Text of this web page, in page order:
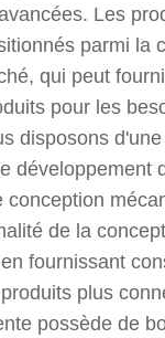
Les
parmi la
qui peut
pour les
disposons
développement
conception
de la
fournissant
plus
possède de